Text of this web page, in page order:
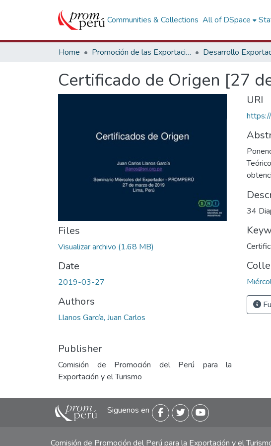
Communities & Collections All of DSpace
Home Promoción de las Exportaciones Desarrollo
Certificado de Origen [27
Files
Visualizar archivo (1.68 MB)
Date
2019-03-27
Authors
Llanos García, Juan Carlos
Publisher
Comisión de Promoción del Perú para la
Exportación y el Turismo
URI
34
Siguenos en
Comisión de Promoción del Perú para la Exportación y el